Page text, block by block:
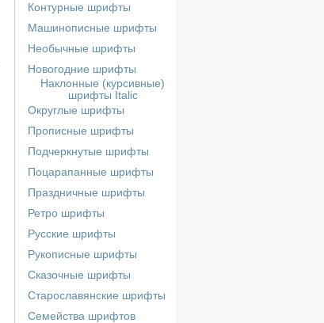
Контурные шрифты
Машинописные шрифты
Необычные шрифты
Новогодние шрифты
Наклонные (курсивные)
шрифты Italic
Округлые шрифты
Прописные шрифты
Подчеркнутые шрифты
Поцарапанные шрифты
Праздничные шрифты
Ретро шрифты
Русские шрифты
Рукописные шрифты
Сказочные шрифты
Старославянские шрифты
Семейства шрифтов